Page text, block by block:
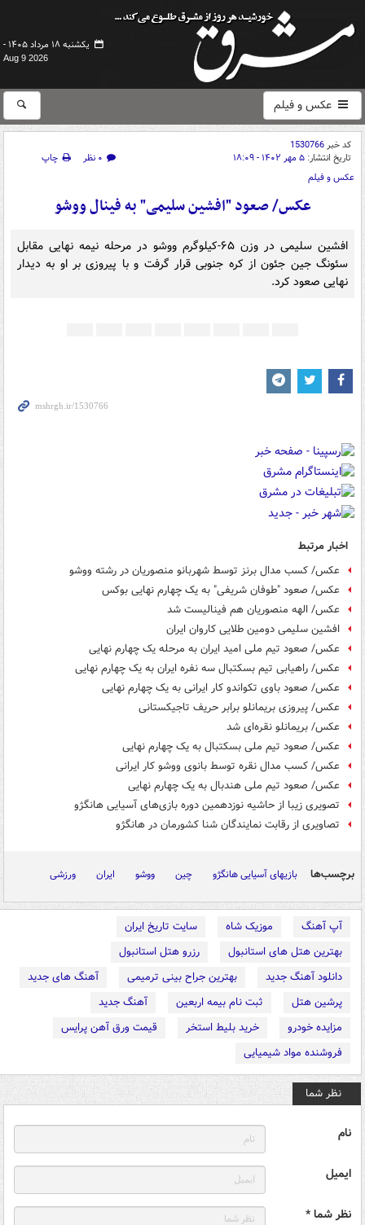
یکشنبه ۱۸ مرداد ۱۴۰۵ -
Aug 9 2026
عکس و فیلم
کد خبر1530766
تاریخ انتشار: ۵ مهر ۱۴۰۲ - ۱۸:۰۹ ۰ نظر
چاپ
عکس و فیلم
عکس/ صعود "افشین سلیمی" به فینال ووشو
افشین سلیمی در وزن ۶۵-کیلوگرم ووشو در مرحله نیمه نهایی مقابل
سئونگ جین جئون از کره جنوبی قرار گرفت و با پیروزی بر او به دیدار
نهایی صعود کرد.
اخبار مرتبط
عکس/ کسب مدال برنز توسط شهربانو منصوریان در رشته ووشو
عکس/ صعود "طوفان شریفی" به یک چهارم نهایی بوکس
عکس/ الهه منصوریان هم فینالیست شد
افشین سلیمی دومین طلایی کاروان ایران
عکس/ صعود تیم ملی امید ایران به مرحله یک چهارم نهایی
عکس/ راهیابی تیم بسکتبال سه نفره ایران به یک چهارم نهایی
عکس/ صعود باوی تکواندو کار ایرانی به یک چهارم نهایی
عکس/ پیروزی بریمانلو برابر حریف تاجیکستانی
عکس/ بریمانلو نقره‌ای شد
عکس/ صعود تیم ملی بسکتبال به یک چهارم نهایی
عکس/ کسب مدال نقره توسط بانوی ووشو کار ایرانی
عکس/ صعود تیم ملی هندبال به یک‌ چهارم نهایی
تصویری زیبا از حاشیه نوزدهمین دوره بازی‌های آسیایی هانگژو
تصاویری از رقابت نمایندگان شنا کشورمان در هانگژو
برچسب‌ها بازیهای آسیایی هانگژو چین ووشو ایران ورزشی
آپ آهنگ موزیک شاه
سایت تاریخ ایران
بهترین هتل های استانبول
رزرو هتل استانبول
دانلود آهنگ جدید
بهترین جراح بینی ترمیمی
آهنگ های جدید
پرشین هتل
ثبت نام بیمه اربعین
آهنگ جدید
مزایده خودرو
خرید بلیط استخر
قیمت ورق آهن پرایس
فروشنده مواد شیمیایی
نظر شما
نام
ایمیل
نظر شما *